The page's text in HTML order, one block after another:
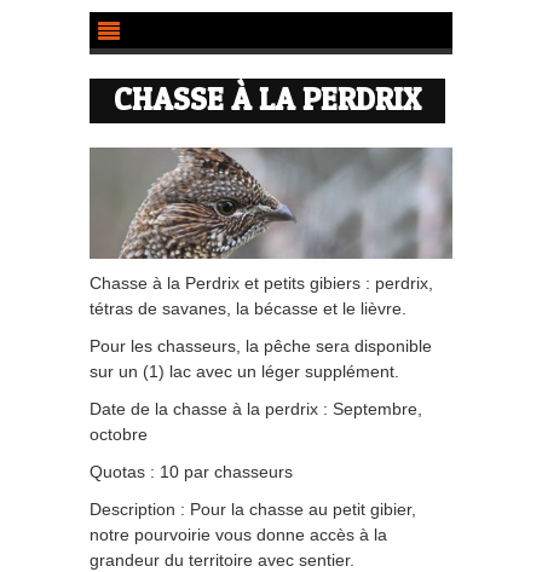
CHASSE À LA PERDRIX
Chasse à la Perdrix et petits gibiers : perdrix,
tétras de savanes, la bécasse et le lièvre.
Pour les chasseurs, la pêche sera disponible
sur un (1) lac avec un léger supplément.
Date de la chasse à la perdrix : Septembre,
octobre
Quotas : 10 par chasseurs
Description : Pour la chasse au petit gibier,
notre pourvoirie vous donne accès à la
grandeur du territoire avec sentier.